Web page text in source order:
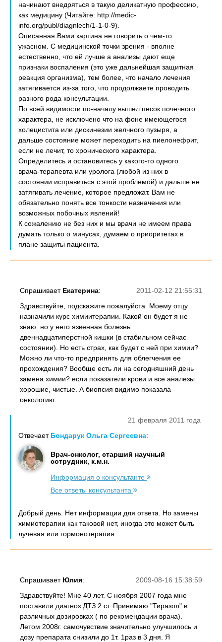
начинают внедряться в такую деликатную профессию,
как медицину (Читайте: http://medic-
info.org/publ/diagnlech/1-1-0-9).
Описанная Вами картина не говорить о чем-то
ужасном. С медицинской точки зрения - вполне
естественно, что ей лучше а анализы дают еще
признаки воспаления (это уже дальнейшая защитная
реакция организма), тем более, что начало лечения
затягивается из-за того, что продолжаете проводить
разного рода консультации.
По всей видимости по-началу вышел песок почечного
характера, не исключено что на фоне имеющегося
холецистита или дискинезии желчного пузыря, а
дальше состояние может переходить на пиелонефрит,
если не лечит, то хронического характера.
Определитесь и остановитесь у какого-то одного
врача-терапевта или уролога (любой из них в
состоянии исправиться с этой проблемой) и дальше не
затягивать лечение, которое предложат. Вам не
обязательно понять все тонкости назначения или
возможных побочных явлений!
К сожалению не без них и мы врачи не имеем права
думать только о минусах, думаем о приоритетах в
плане защиты пациента.
2011-02-12 21:55:31
Спрашивает Екатерина:
Здравствуйте, подскажите пожалуйста. Моему отцу
назначили курс химиитерапии. Какой он будет я не
знаю. но у него язвенная болезнь
двеннадцатиперстной кишки (в стабильном сейчас
состоянии). Но есть страх, как будет с ней при химии?
Можно ли что-то предпринять для облегчения ее
прохождения? Вообще есть ли на сегодняшний день
замена химии? если показатели крови и все аналезы
хорошие, чистые. А биопсия видимо показала
онкологию.
21 февраля 2011 года
Отвечает Бондарук Ольга Сергеевна:
Врач-онколог, старший научный
сотрудник, к.м.н.
Информация о консультанте
Все ответы консультанта
Добрый день. Нет информации для ответа. Но замены
химиотерапии как таковой нет, иногда это может быть
лучевая или гормонотерапия.
2009-08-16 15:38:59
Спрашивает Юлия:
Здравствуйте! Мне 40 лет. С ноября 2007 года мне
поставили диагноз ДТЗ 2 ст. Принимаю "Тиразол" в
различных дозировках ( по рекомендации врача).
Летом 2008г. самочувствие значительно улучшилось и
дозу препарата снизили до 1т. 1раз в 3 дня. Я